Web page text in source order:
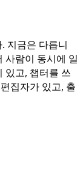
지금은 다릅니
사람이 동시에 일
있고, 챕터를 쓰
집자가 있고, 출